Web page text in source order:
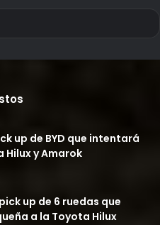
up de BYD que intentará
Hilux y Amarok
up de 6 ruedas que
a la Toyota Hilux